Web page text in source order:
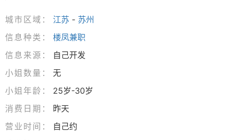
城市区域： 江苏 - 苏州
信息种类：
楼凤兼职
信息来源：
自己开发
小姐数量：
无
小姐年龄：
25岁-30岁
消费日期：
昨天
营业时间：
自己约